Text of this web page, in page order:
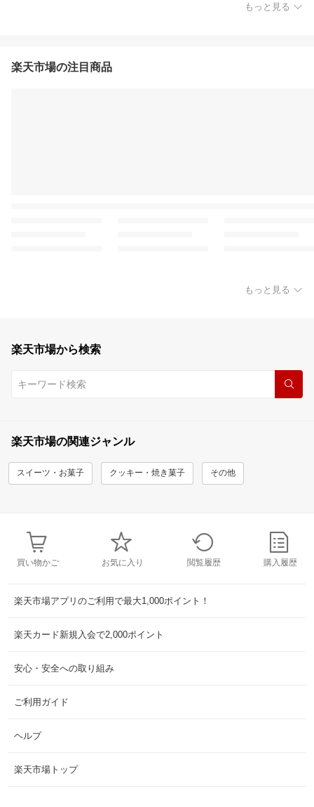
もっと見る
楽天市場の注目商品
もっと見る
楽天市場から検索
楽天市場の関連ジャンル
スイーツ・お菓子 クッキー・焼き菓子 その他
買い物かご お気に入り 閲覧履歴 購入履歴
楽天市場アプリのご利用で最大1,000ポイント！
楽天カード新規入会で2,000ポイント
安心・安全への取り組み
ご利用ガイド
ヘルプ
楽天市場トップ